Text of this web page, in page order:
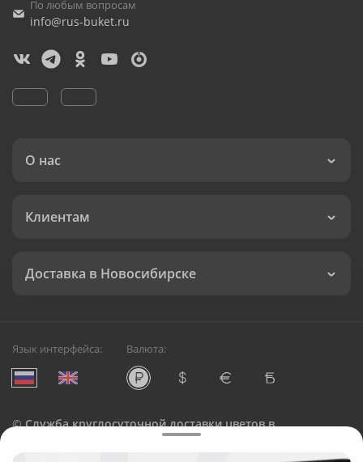
По любым вопросам
info@rus-buket.ru
О нас
Клиентам
Доставка в Новосибирске
Язык интерфейса: Валюта:
©Служба круглосуточной доставки цветов в
Русский Букет, 2026